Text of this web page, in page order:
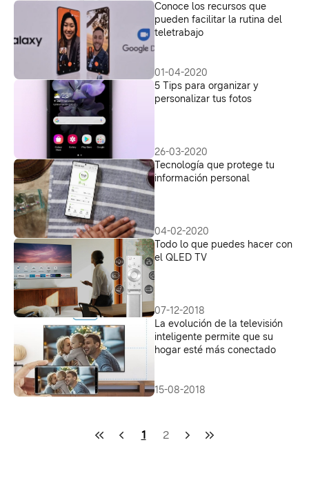
Conoce los recursos que
pueden facilitar la rutina del
teletrabajo
01-04-2020
5 Tips para organizar y
personalizar tus fotos
26-03-2020
Tecnología que protege tu
información personal
04-02-2020
Todo lo que puedes hacer con
el QLED TV
07-12-2018
La evolución de la televisión
inteligente permite que su
hogar esté más conectado
15-08-2018
1 2